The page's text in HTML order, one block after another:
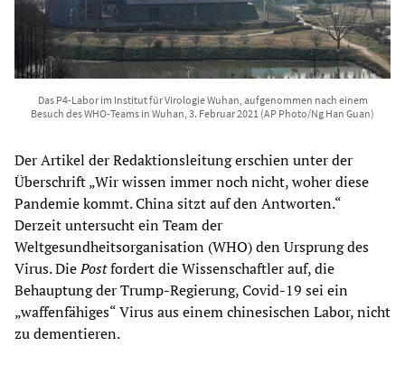
Das P4-Labor im Institut für Virologie Wuhan, aufgenommen nach einem
Besuch des WHO-Teams in Wuhan, 3. Februar 2021 (AP Photo/Ng Han Guan)
Der Artikel der Redaktionsleitung erschien unter der
Überschrift „Wir wissen immer noch nicht, woher diese
Pandemie kommt. China sitzt auf den Antworten.“
Derzeit untersucht ein Team der
Weltgesundheitsorganisation (WHO) den Ursprung des
Virus. DiePostfordert die Wissenschaftler auf, die
Behauptung der Trump-Regierung, Covid-19 sei ein
„waffenfähiges“ Virus aus einem chinesischen Labor, nicht
zu dementieren.